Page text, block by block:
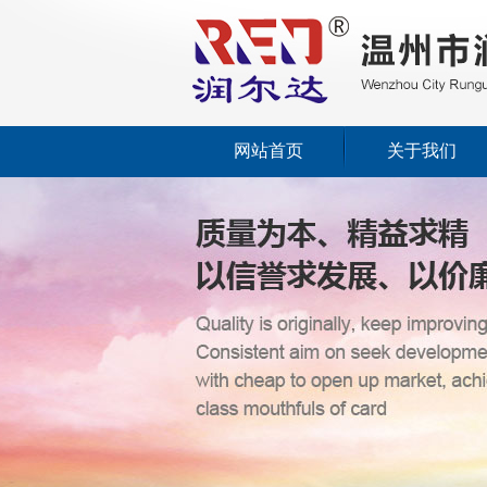
网站首页 关于我们